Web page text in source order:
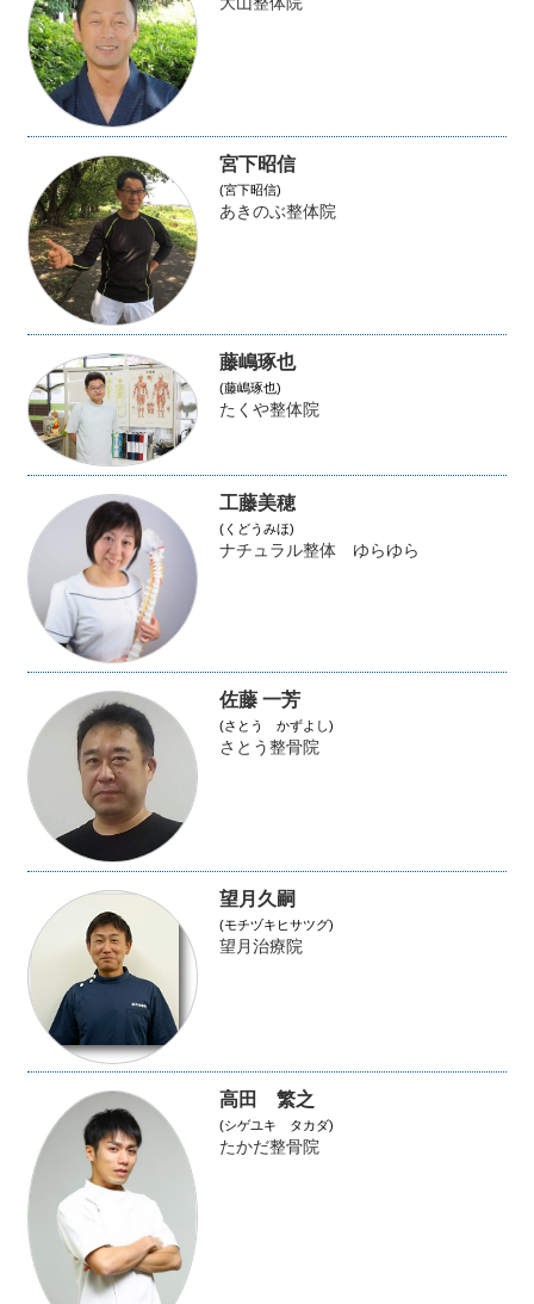
宮下昭信
(宮下昭信)
あきのぶ整体院
藤嶋琢也
(藤嶋琢也)
たくや整体院
工藤美穂
(くどうみほ)
ナチュラル整体 ゆらゆら
佐藤 一芳
(さとう かずよし)
さとう整骨院
望月久嗣
(モチヅキヒサツグ)
望月治療院
高田 繁之
(シゲユキ タカダ)
たかだ整骨院